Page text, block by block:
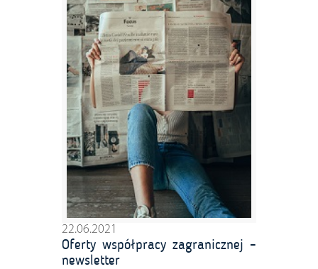
22.06.2021
Oferty współpracy zagranicznej –
newsletter